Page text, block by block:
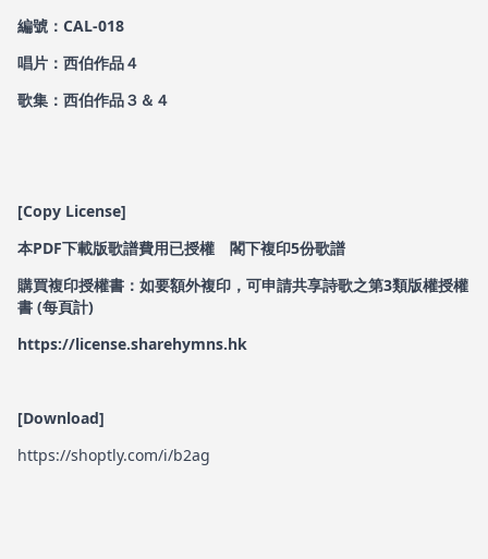
編號：CAL-018
唱片：西伯作品４
歌集：西伯作品３＆４
[Copy License]
本PDF下載版歌譜費用已授權 閣下複印5份歌譜
購買複印授權書：如要額外複印，可申請共享詩歌之第3類版權授權
書 (每頁計)
https://license.sharehymns.hk
[Download]
https://shoptly.com/i/b2ag